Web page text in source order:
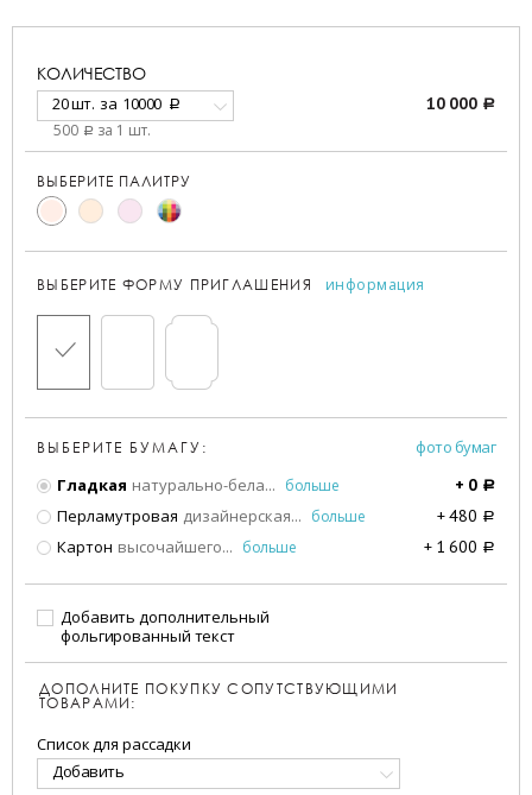
КОЛИЧЕСТВО
20 шт. за 10000 a
500 a за 1 шт.
10 000 a
ВЫБЕРИТЕ ПАЛИТРУ
ВЫБЕРИТЕ ФОРМУ ПРИГЛАШЕНИЯ информация
ВЫБЕРИТЕ БУМАГУ:
фото бумаг
Гладкая натурально-бела... больше + 0 a
Перламутровая дизайнерская... больше + 480 a
Картон высочайшего... больше + 1 600 a
Добавить дополнительный
фольгированный текст
ДОПОЛНИТЕ ПОКУПКУ СОПУТСТВУЮЩИМИ
ТОВАРАМИ:
Список для рассадки
Добавить